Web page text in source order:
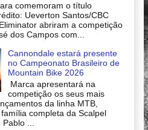
comemoram o título
Ueverton Santos/CBC
abriram a competição
dos Campos com...
Cannondale estará presente
no Campeonato Brasileiro de
Mountain Bike 2026
Marca apresentará na
competição os seus mais
da linha MTB,
completa da Scalpel
...